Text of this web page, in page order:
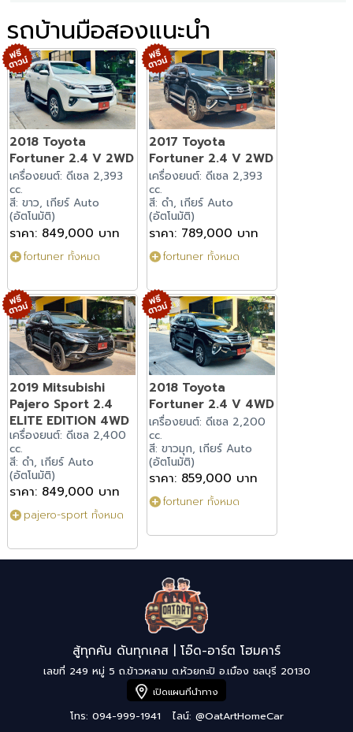
รถบ้านมือสองแนะนำ
2018 Toyota
Fortuner 2.4 V 2WD
เครื่องยนต์: ดีเซล 2,393
cc.
สี: ขาว, เกียร์ Auto
(อัตโนมัติ)
ราคา: 849,000 บาท
fortuner ทั้งหมด
2017 Toyota
Fortuner 2.4 V 2WD
เครื่องยนต์: ดีเซล 2,393
cc.
สี: ดำ, เกียร์ Auto
(อัตโนมัติ)
ราคา: 789,000 บาท
fortuner ทั้งหมด
2019 Mitsubishi
Pajero Sport 2.4
ELITE EDITION 4WD
เครื่องยนต์: ดีเซล 2,400
cc.
สี: ดำ, เกียร์ Auto
(อัตโนมัติ)
ราคา: 849,000 บาท
pajero-sport ทั้งหมด
2018 Toyota
Fortuner 2.4 V 4WD
เครื่องยนต์: ดีเซล 2,200
cc.
สี: ขาวมุก, เกียร์ Auto
(อัตโนมัติ)
ราคา: 859,000 บาท
fortuner ทั้งหมด
สู้ทุกคัน ดันทุกเคส | โอ๊ด-อาร์ต โฮมคาร์
เลขที่ 249 หมู่ 5 ถ.ข้าวหลาม ต.ห้วยกะปิ อ.เมือง ชลบุรี 20130
เปิดแผนที่นำทาง
โทร: 094-999-1941 ไลน์: @OatArtHomeCar